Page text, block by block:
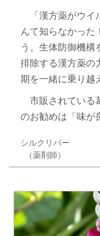
「漢方薬がウ
んて知らなかった
う。生体防御機構
排除する漢方薬の
期を一緒に乗り越
市販されている
のお勧めは「味が
シルクリバー
（薬剤師）